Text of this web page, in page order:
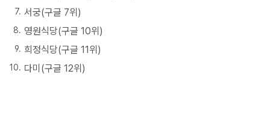
서궁(구글 7위)
영원식당(구글 10위)
희정식당(구글 11위)
다미(구글 12위)